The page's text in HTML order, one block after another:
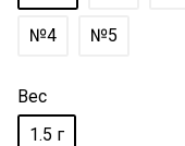
№4 №5
Вес
1.5 г